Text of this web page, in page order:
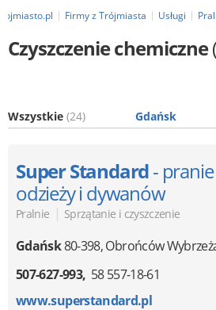
Firmy z Trójmiasta Usługi
Czyszczenie chemiczne
Wszystkie (24) Gdańsk
Super Standard- pranie
odzieży i dywanów
Pralnie | Sprzątanie i czyszczenie
Gdańsk80-398,Obrońców
507-627-993 58 557-18-61
www.superstandard.pl